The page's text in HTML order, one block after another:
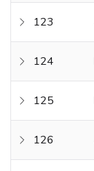
123
124
125
126